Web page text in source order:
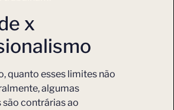
x
quanto esses limites não
algumas
contrárias ao